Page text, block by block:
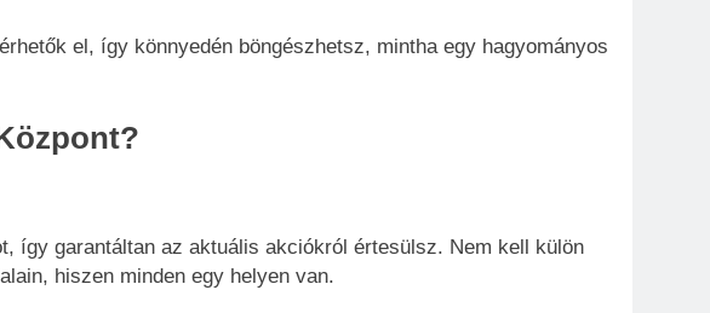
el, így könnyedén böngészhetsz, mintha egy hagyományos
így garantáltan az aktuális akciókról értesülsz. Nem kell külön
hiszen minden egy helyen van.